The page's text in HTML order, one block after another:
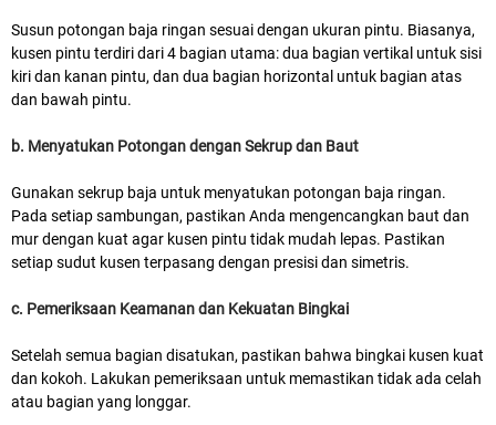
Susun potongan baja ringan sesuai dengan ukuran pintu. Biasanya,
kusen pintu terdiri dari 4 bagian utama: dua bagian vertikal untuk sisi
kiri dan kanan pintu, dan dua bagian horizontal untuk bagian atas
dan bawah pintu.
b. Menyatukan Potongan dengan Sekrup dan Baut
Gunakan sekrup baja untuk menyatukan potongan baja ringan.
Pada setiap sambungan, pastikan Anda mengencangkan baut dan
mur dengan kuat agar kusen pintu tidak mudah lepas. Pastikan
setiap sudut kusen terpasang dengan presisi dan simetris.
c. Pemeriksaan Keamanan dan Kekuatan Bingkai
Setelah semua bagian disatukan, pastikan bahwa bingkai kusen kuat
dan kokoh. Lakukan pemeriksaan untuk memastikan tidak ada celah
atau bagian yang longgar.